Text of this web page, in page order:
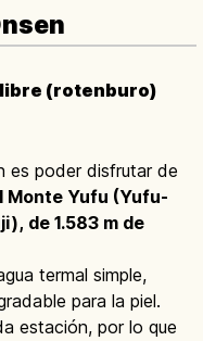
libre (rotenburo)
es poder disfrutar de
Monte Yufu (Yufu-
de 1.583 m de
termal simple,
para la piel.
estación, por lo que